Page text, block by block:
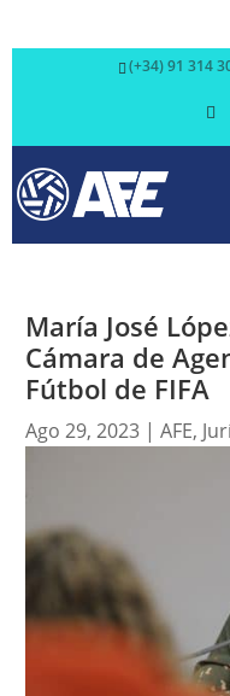
(+34) 91 314
María José
Cámara de
Fútbol de FIFA
Ago 29, 2023| AFE,